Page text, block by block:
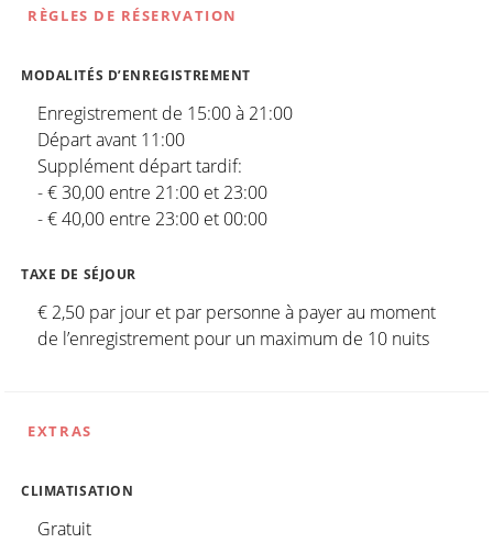
RÈGLES DE RÉSERVATION
MODALITÉS D’ENREGISTREMENT
Enregistrement de 15:00 à 21:00
Départ avant 11:00
Supplément départ tardif:
- € 30,00 entre 21:00 et 23:00
- € 40,00 entre 23:00 et 00:00
TAXE DE SÉJOUR
€ 2,50 par jour et par personne à payer au moment
de l’enregistrement pour un maximum de 10 nuits
EXTRAS
CLIMATISATION
Gratuit